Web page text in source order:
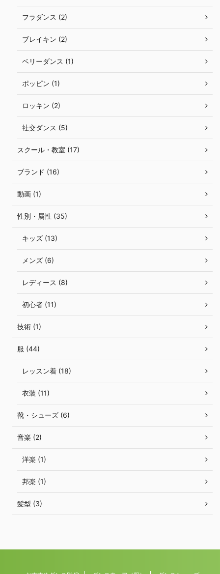
フラダンス (2)
ブレイキン (2)
ベリーダンス (1)
ポッピン (1)
ロッキン (2)
社交ダンス (5)
スクール・教室 (17)
ブランド (16)
動画 (1)
性別・属性 (35)
キッズ (13)
メンズ (6)
レディース (8)
初心者 (11)
技術 (1)
服 (44)
レッスン着 (18)
衣装 (11)
靴・シューズ (6)
音楽 (2)
洋楽 (1)
邦楽 (1)
髪型 (3)